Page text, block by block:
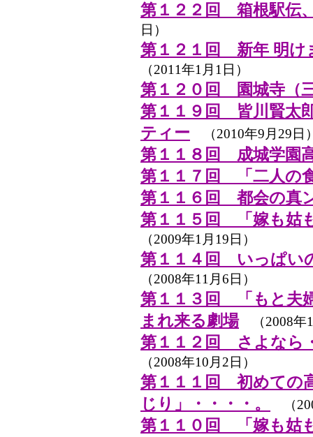
第１２２回 箱根駅伝
日）
第１２１回 新年 明け
（2011年1月1日）
第１２０回 園城寺（
第１１９回 皆川賢太
ティー （2010年9月29日
第１１８回 成城学園
第１１７回 「二人の
第１１６回 都会の真
第１１５回 「嫁も姑
（2009年1月19日）
第１１４回 いっぱい
（2008年11月6日）
第１１３回 「もと夫
まれ来る劇場（2008年
第１１２回 さよなら
（2008年10月2日）
第１１１回 初めての
じり」・・・・。
（
第１１０回 「嫁も姑